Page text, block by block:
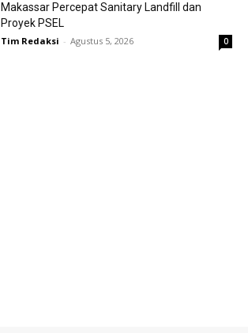
Makassar Percepat Sanitary Landfill dan
Proyek PSEL
Tim Redaksi - Agustus 5, 2026 0